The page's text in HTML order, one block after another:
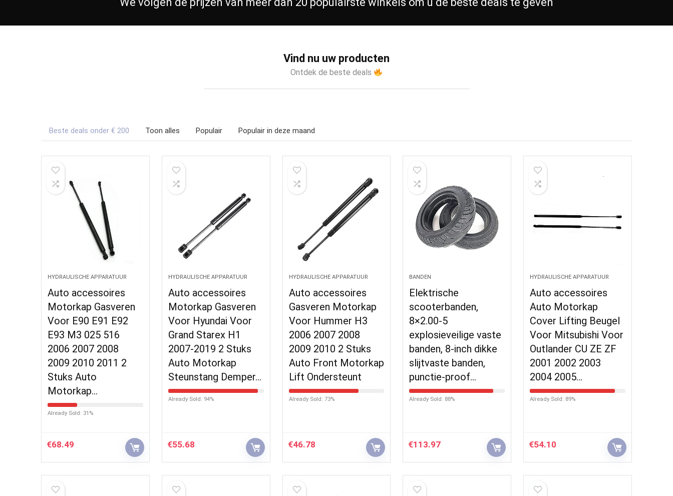
Vind nu uw producten
Ontdek de beste deals
Beste deals onder € 200 Toon alles Populair Populair in deze maand
HYDRAULISCHE APPARATUUR
Auto accessoires
Motorkap Gasveren
Voor E90 E91 E92
E93 M3 025 516
2006 2007 2008
2009 2010 2011 2
Stuks Auto
Motorkap…
Already Sold: 31%
€68.49
HYDRAULISCHE APPARATUUR
Auto accessoires
Motorkap Gasveren
Voor Hyundai Voor
Grand Starex H1
2007-2019 2 Stuks
Auto Motorkap
Steunstang Demper…
Already Sold: 94%
€55.68
HYDRAULISCHE APPARATUUR
Auto accessoires
Gasveren Motorkap
Voor Hummer H3
2006 2007 2008
2009 2010 2 Stuks
Auto Front Motorkap
Lift Ondersteunt
Already Sold: 73%
€46.78
BANDEN
Elektrische
scooterbanden,
8×2.00-5
explosieveilige vaste
banden, 8-inch dikke
slijtvaste banden,
punctie-proof…
Already Sold: 88%
€113.97
HYDRAULISCHE APPARATUUR
Auto accessoires
Auto Motorkap
Cover Lifting Beugel
Voor Mitsubishi Voor
Outlander CU ZE ZF
2001 2002 2003
2004 2005…
Already Sold: 89%
€54.10